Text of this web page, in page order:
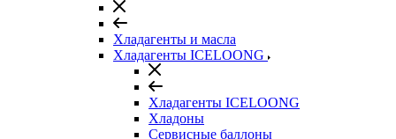
Хладагенты и масла
Хладагенты ICELOONG
Хладагенты ICELOONG
Хладоны
Сервисные баллоны